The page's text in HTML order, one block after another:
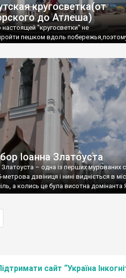
кругосветка(от
до Атлеша)
"кругосветки" не
пешком вдоль
Іоанна Златоуста
Златоуста – одна із перших мурованих
дзвіниця і нині видніється в
а колись це була висотна домінанта
сайт “Україна